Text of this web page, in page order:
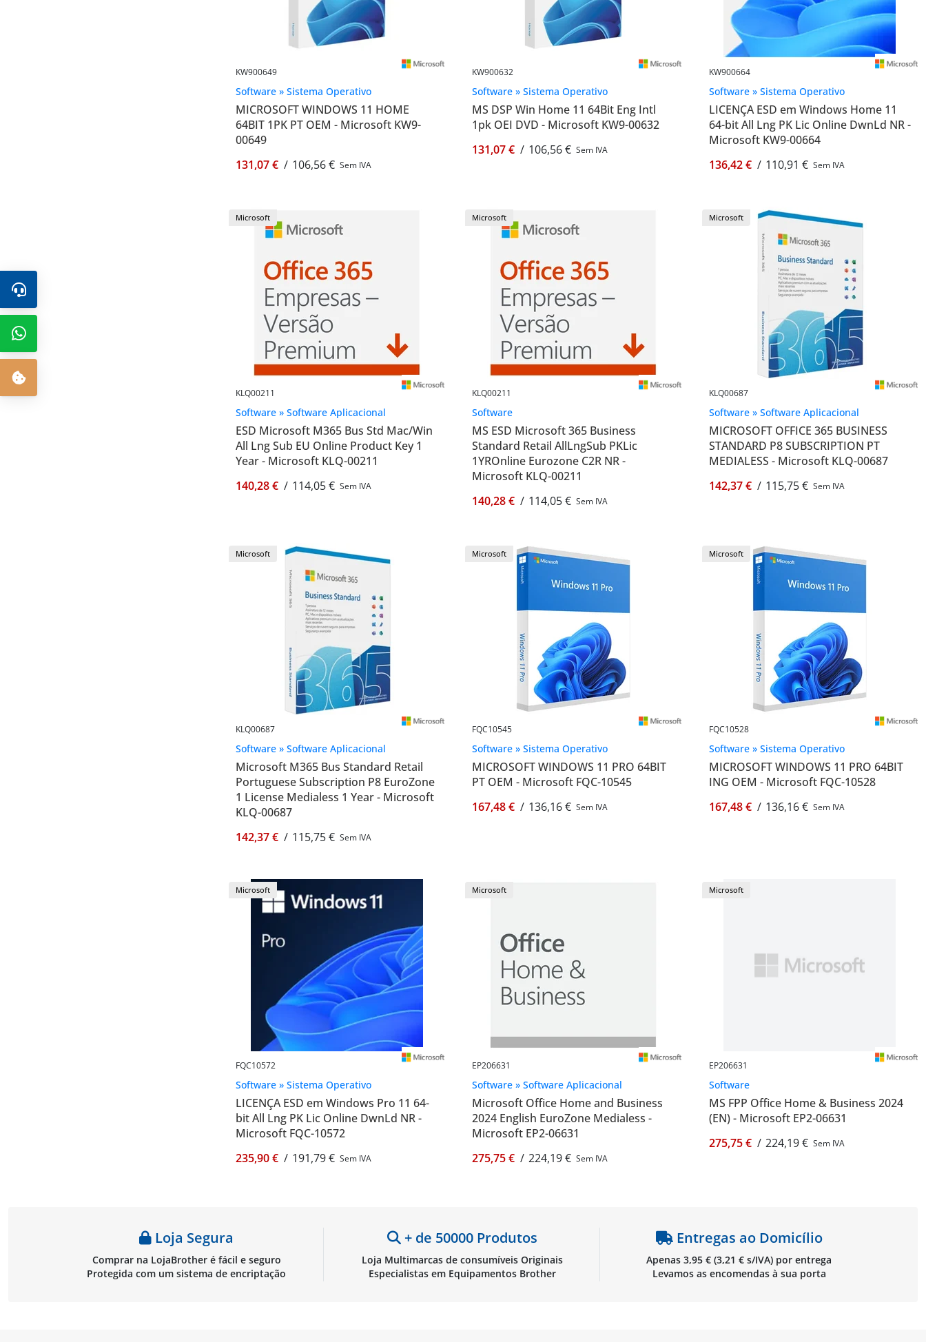
KW900649
Software » Sistema Operativo
MICROSOFT WINDOWS 11 HOME
64BIT 1PK PT OEM - Microsoft KW9-
00649
131,07 € / 106,56 € Sem IVA
KW900632
Software » Sistema Operativo
MS DSP Win Home 11 64Bit Eng Intl
1pk OEI DVD - Microsoft KW9-00632
131,07 € / 106,56 € Sem IVA
KW900664
Software » Sistema Operativo
LICENÇA ESD em Windows Home 11
64-bit All Lng PK Lic Online DwnLd NR -
Microsoft KW9-00664
136,42 € / 110,91 € Sem IVA
Microsoft
KLQ00211
Software » Software Aplicacional
ESD Microsoft M365 Bus Std Mac/Win
All Lng Sub EU Online Product Key 1
Year - Microsoft KLQ-00211
140,28 € / 114,05 € Sem IVA
Microsoft
KLQ00211
Software
MS ESD Microsoft 365 Business
Standard Retail AllLngSub PKLic
1YROnline Eurozone C2R NR -
Microsoft KLQ-00211
140,28 € / 114,05 € Sem IVA
Microsoft
KLQ00687
Software » Software Aplicacional
MICROSOFT OFFICE 365 BUSINESS
STANDARD P8 SUBSCRIPTION PT
MEDIALESS - Microsoft KLQ-00687
142,37 € / 115,75 € Sem IVA
Microsoft
KLQ00687
Software » Software Aplicacional
Microsoft M365 Bus Standard Retail
Portuguese Subscription P8 EuroZone
1 License Medialess 1 Year - Microsoft
KLQ-00687
142,37 € / 115,75 € Sem IVA
Microsoft
FQC10545
Software » Sistema Operativo
MICROSOFT WINDOWS 11 PRO 64BIT
PT OEM - Microsoft FQC-10545
167,48 € / 136,16 € Sem IVA
Microsoft
FQC10528
Software » Sistema Operativo
MICROSOFT WINDOWS 11 PRO 64BIT
ING OEM - Microsoft FQC-10528
167,48 € / 136,16 € Sem IVA
Microsoft
FQC10572
Software » Sistema Operativo
LICENÇA ESD em Windows Pro 11 64-
bit All Lng PK Lic Online DwnLd NR -
Microsoft FQC-10572
235,90 € / 191,79 € Sem IVA
Microsoft
EP206631
Software » Software Aplicacional
Microsoft Office Home and Business
2024 English EuroZone Medialess -
Microsoft EP2-06631
275,75 € / 224,19 € Sem IVA
Microsoft
EP206631
Software
MS FPP Office Home & Business 2024
(EN) - Microsoft EP2-06631
275,75 € / 224,19 € Sem IVA
Loja Segura
Comprar na LojaBrother é fácil e seguro
Protegida com um sistema de encriptação
+ de 50000 Produtos
Loja Multimarcas de consumíveis Originais
Especialistas em Equipamentos Brother
Entregas ao Domicílio
Apenas 3,95 € (3,21 € s/IVA) por entrega
Levamos as encomendas à sua porta